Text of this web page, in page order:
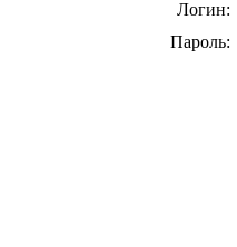
Логин:
Пароль: